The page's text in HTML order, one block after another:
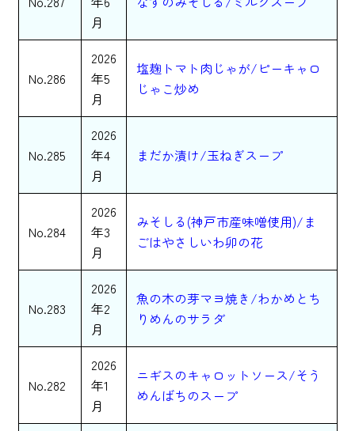
月
No.286
2026
年5
月
塩麹トマト肉じゃが/ピーキャロ
じゃこ炒め
No.285
2026
年4
月
まだか漬け/玉ねぎスープ
No.284
2026
年3
月
みそしる(神戸市産味噌使用)/ま
ごはやさしいわ卯の花
No.283
2026
年2
月
魚の木の芽マヨ焼き/わかめとち
りめんのサラダ
No.282
2026
年1
月
ニギスのキャロットソース/そう
めんばちのスープ